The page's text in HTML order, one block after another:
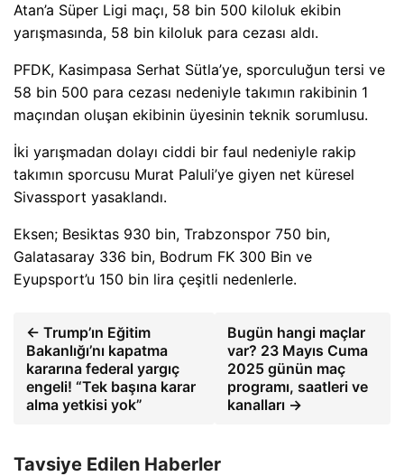
Atan’a Süper Ligi maçı, 58 bin 500 kiloluk ekibin
yarışmasında, 58 bin kiloluk para cezası aldı.
PFDK, Kasimpasa Serhat Sütla’ye, sporculuğun tersi ve
58 bin 500 para cezası nedeniyle takımın rakibinin 1
maçından oluşan ekibinin üyesinin teknik sorumlusu.
İki yarışmadan dolayı ciddi bir faul nedeniyle rakip
takımın sporcusu Murat Paluli’ye giyen net küresel
Sivassport yasaklandı.
Eksen; Besiktas 930 bin, Trabzonspor 750 bin,
Galatasaray 336 bin, Bodrum FK 300 Bin ve
Eyupsport’u 150 bin lira çeşitli nedenlerle.
← Trump’ın Eğitim
Bakanlığı’nı kapatma
kararına federal yargıç
engeli! “Tek başına karar
alma yetkisi yok”
Bugün hangi maçlar
var? 23 Mayıs Cuma
2025 günün maç
programı, saatleri ve
kanalları →
Tavsiye Edilen Haberler